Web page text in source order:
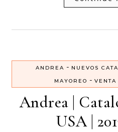
ANDREA - NUEVOS
MAYOREO - VENTA
Andrea |
USA |